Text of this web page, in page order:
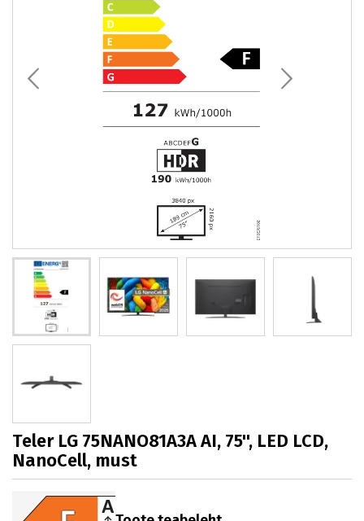
Teler LG 75NANO81A3A AI, 75'', LED LCD,
NanoCell, must